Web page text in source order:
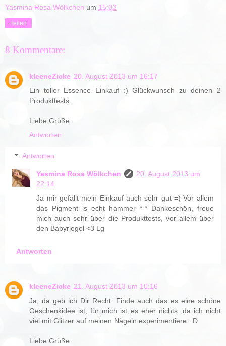
Yasmina Rosa Wölkchen um 15:02
Teilen
8 Kommentare:
kleeneZicke 20. August 2013 um 16:17
Ein toller Essence Einkauf :) Glückwunsch zu deinen 2
Produkttests.
Liebe Grüße
Antworten
Antworten
Yasmina Rosa Wölkchen
20. August 2013 um
22:14
Ja mir gefällt mein Einkauf auch sehr gut =) Vor allem
das Pigment is echt hammer *-* Dankeschön, freue
mich auch sehr über die Produkttests, vor allem über
den Babyriegel <3 Lg
Antworten
kleeneZicke 21. August 2013 um 10:16
Ja, da geb ich Dir Recht. Finde auch das es eine schöne
Geschenkidee ist, für mich ist es eher nichts ,da ich nicht
viel mit Glitzer auf meinen Nägeln experimentiere. :D
Liebe Grüße